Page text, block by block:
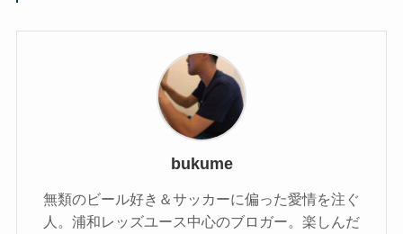
bukume
無類のビール好き＆サッカーに偏った愛情を注ぐ
人。浦和レッズユース中心のブロガー。楽しんだ